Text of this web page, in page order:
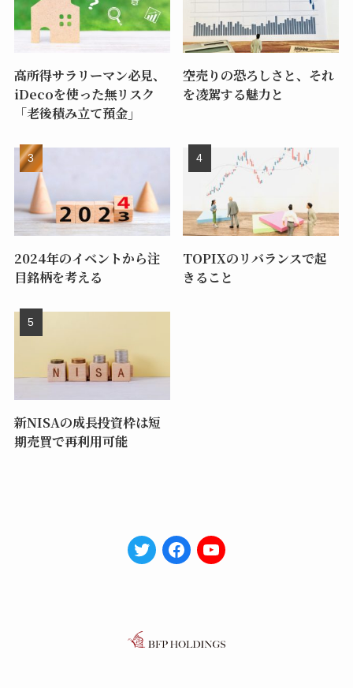
高所得サラリーマン必見、
iDecoを使った無リスク
「老後積み立て預金」
空売りの恐ろしさと、それ
を凌駕する魅力と
2024年のイベントから注
目銘柄を考える
TOPIXのリバランスで起
きること
新NISAの成長投資枠は短
期売買で再利用可能